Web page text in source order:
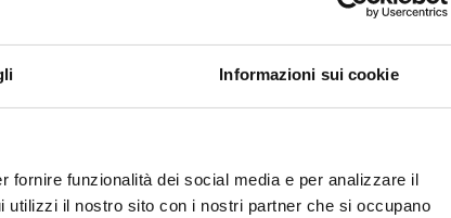
Informazioni sui cookie
fornire funzionalità dei social media e per analizzare il
il nostro sito con i nostri partner che si occupano
ONDA PER LE DONNE